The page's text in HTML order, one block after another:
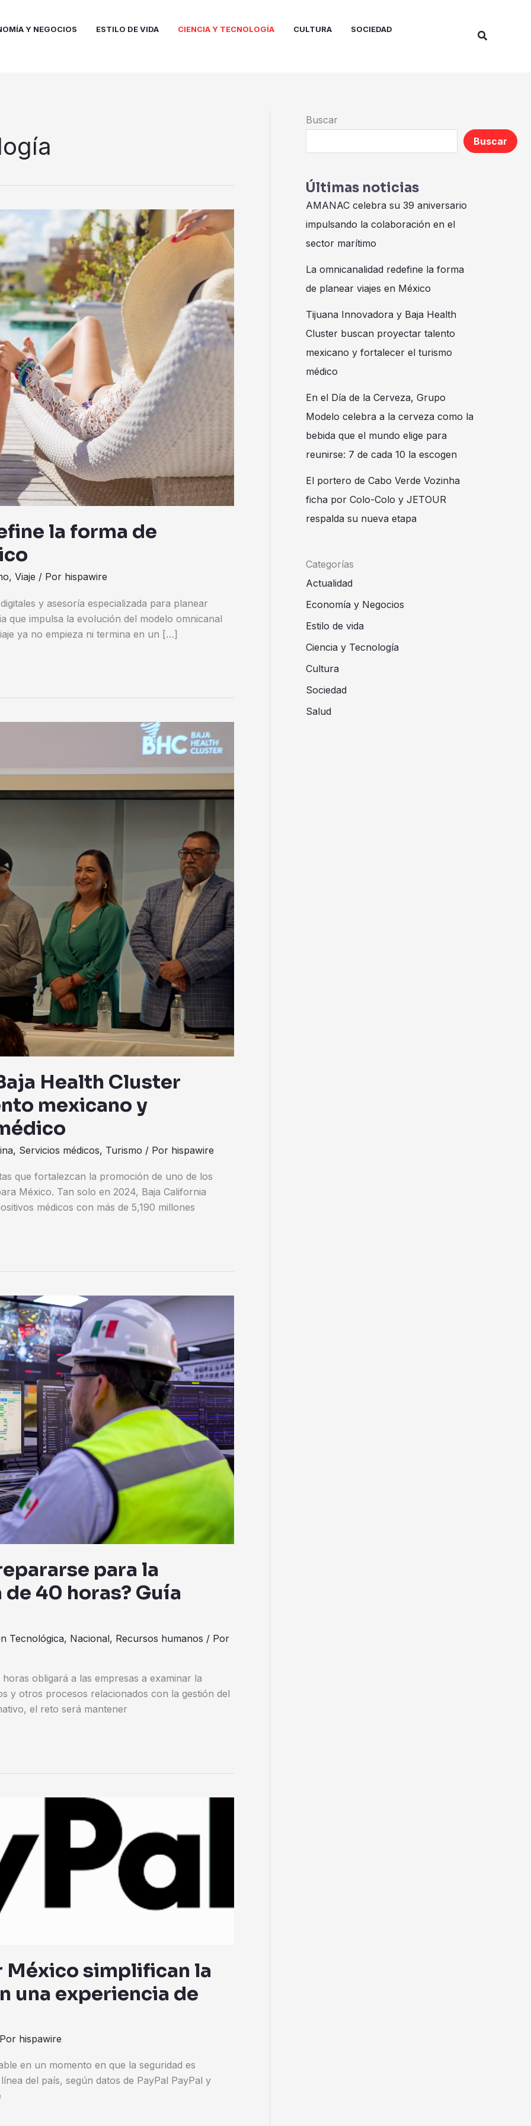
Y NEGOCIOS ESTILO DE VIDA CIENCIA Y TECNOLOGÍA CULTURA
SOCIEDAD
Buscar
la forma de
, Viaje / Por hispawire
y asesoría especializada para planear
que impulsa la evolución del modelo omnicanal
ya no empieza ni termina en un […]
Health Cluster
mexicano y
, Servicios médicos, Turismo / Por hispawire
que fortalezcan la promoción de uno de los
México. Tan solo en 2024, Baja California
médicos con más de 5,190 millones
para la
40 horas? Guía
Tecnológica, Nacional, Recursos humanos / Por
obligará a las empresas a examinar la
y otros procesos relacionados con la gestión del
el reto será mantener
México simplifican la
una experiencia de
hispawire
en un momento en que la seguridad es
del país, según datos de PayPal PayPal y
Buscar
Buscar
Últimas noticias
AMANAC celebra su 39 aniversario
impulsando la colaboración en el
sector marítimo
La omnicanalidad redefine la forma
de planear viajes en México
Tijuana Innovadora y Baja Health
Cluster buscan proyectar talento
mexicano y fortalecer el turismo
médico
En el Día de la Cerveza, Grupo
Modelo celebra a la cerveza como la
bebida que el mundo elige para
reunirse: 7 de cada 10 la escogen
El portero de Cabo Verde Vozinha
ficha por Colo-Colo y JETOUR
respalda su nueva etapa
Categorías
Actualidad
Economía y Negocios
Estilo de vida
Ciencia y Tecnología
Cultura
Sociedad
Salud